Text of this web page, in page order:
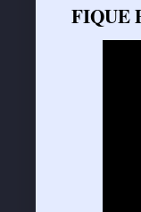
FIQUE